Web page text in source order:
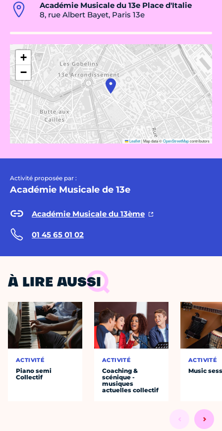
Académie Musicale du 13e Place d'Italie
8, rue Albert Bayet, Paris 13e
+
−
Leaflet|Map data ©OpenStreetMapcontributors
Activité proposée par :
Académie Musicale de 13e
Académie Musicale du 13ème
01 45 65 01 02
À LIRE AUSSI
ACTIVITÉ
Piano semi
Collectif
ACTIVITÉ
Coaching &
scénique -
musiques
actuelles collectif
ACTIVITÉ
Music